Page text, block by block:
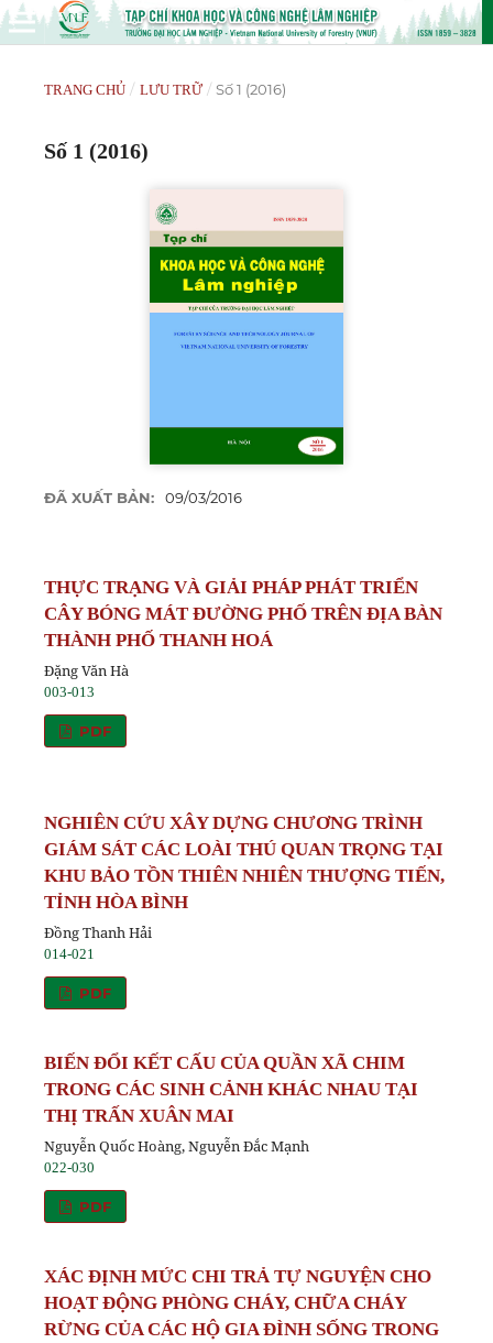
TRANG CHỦ / LƯU TRỮ / Số 1 (2016)
Số 1 (2016)
ĐÃ XUẤT BẢN: 09/03/2016
THỰC TRẠNG VÀ GIẢI PHÁP PHÁT TRIỂN
CÂY BÓNG MÁT ĐƯỜNG PHỐ TRÊN ĐỊA BÀN
THÀNH PHỐ THANH HOÁ
Đặng Văn Hà
003-013
PDF
NGHIÊN CỨU XÂY DỰNG CHƯƠNG TRÌNH
GIÁM SÁT CÁC LOÀI THÚ QUAN TRỌNG TẠI
KHU BẢO TỒN THIÊN NHIÊN THƯỢNG TIẾN,
TỈNH HÒA BÌNH
Đồng Thanh Hải
014-021
PDF
BIẾN ĐỔI KẾT CẤU CỦA QUẦN XÃ CHIM
TRONG CÁC SINH CẢNH KHÁC NHAU TẠI
THỊ TRẤN XUÂN MAI
Nguyễn Quốc Hoàng, Nguyễn Đắc Mạnh
022-030
PDF
XÁC ĐỊNH MỨC CHI TRẢ TỰ NGUYỆN CHO
HOẠT ĐỘNG PHÒNG CHÁY, CHỮA CHÁY
RỪNG CỦA CÁC HỘ GIA ĐÌNH SỐNG TRONG